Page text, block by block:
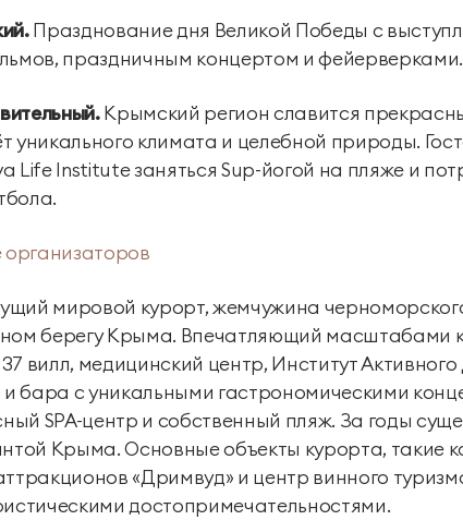
Празднование дня Великой Победы с
праздничным концертом и фейерверками.
Крымский регион славится
уникального климата и целебной природы.
Life Institute заняться Sup-йогой на пляже и
организаторов
мировой курорт, жемчужина
берегу Крыма. Впечатляющий масштабами
вилл, медицинский центр, Институт
бара с уникальными гастрономическими
SPA-центр и собственный пляж. За годы
Крыма. Основные объекты курорта, такие
«Дримвуд» и центр винного
достопримечательностями.